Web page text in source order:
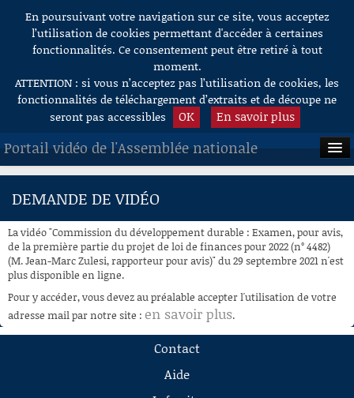
Aller au contenu
En poursuivant votre navigation sur ce site, vous acceptez
l’utilisation de cookies permettant d'accéder à certaines
fonctionnalités. Ce consentement peut être retiré à tout
moment.
ATTENTION : si vous n’acceptez pas l’utilisation de cookies, les
fonctionnalités de téléchargement d’extraits et de découpe ne
seront pas accessibles
OK En savoir plus
Portail vidéo de l'Assemblée nationale
ACCUEIL
À LA DEMANDE
RECHERCHE
AIDE À LA DÉCOUPE
DE VIDÉOS
DEMANDE DE VIDÉO
La vidéo "Commission du développement durable : Examen, pour avis,
de la première partie du projet de loi de finances pour 2022 (n° 4482)
(M. Jean-Marc Zulesi, rapporteur pour avis)" du 29 septembre 2021 n'est
plus disponible en ligne.
Pour y accéder, vous devez au préalable accepter l'utilisation de votre
adresse mail par notre site : en savoir plus.
Contact
Aide